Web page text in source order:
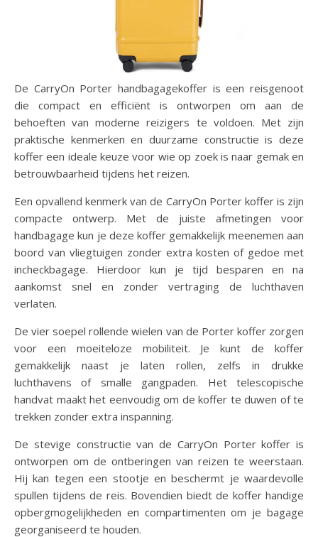
De CarryOn Porter handbagagekoffer is een reisgenoot
die compact en efficiënt is ontworpen om aan de
behoeften van moderne reizigers te voldoen. Met zijn
praktische kenmerken en duurzame constructie is deze
koffer een ideale keuze voor wie op zoek is naar gemak en
betrouwbaarheid tijdens het reizen.
Een opvallend kenmerk van de CarryOn Porter koffer is zijn
compacte ontwerp. Met de juiste afmetingen voor
handbagage kun je deze koffer gemakkelijk meenemen aan
boord van vliegtuigen zonder extra kosten of gedoe met
incheckbagage. Hierdoor kun je tijd besparen en na
aankomst snel en zonder vertraging de luchthaven
verlaten.
De vier soepel rollende wielen van de Porter koffer zorgen
voor een moeiteloze mobiliteit. Je kunt de koffer
gemakkelijk naast je laten rollen, zelfs in drukke
luchthavens of smalle gangpaden. Het telescopische
handvat maakt het eenvoudig om de koffer te duwen of te
trekken zonder extra inspanning.
De stevige constructie van de CarryOn Porter koffer is
ontworpen om de ontberingen van reizen te weerstaan.
Hij kan tegen een stootje en beschermt je waardevolle
spullen tijdens de reis. Bovendien biedt de koffer handige
opbergmogelijkheden en compartimenten om je bagage
georganiseerd te houden.